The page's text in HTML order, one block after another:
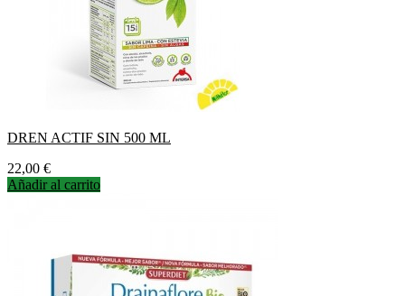
DREN ACTIF SIN 500 ML
Precio
22,00 €
Añadir al carrito